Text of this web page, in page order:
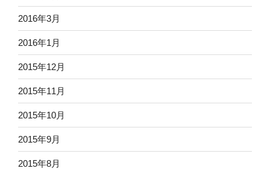
2016年3月
2016年1月
2015年12月
2015年11月
2015年10月
2015年9月
2015年8月